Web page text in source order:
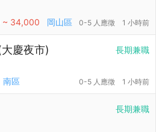
~ 34,000 岡山區 0-5 人應徵 1 小時前
長期兼職
慶夜市)
南區 0-5 人應徵 1 小時前
長期兼職